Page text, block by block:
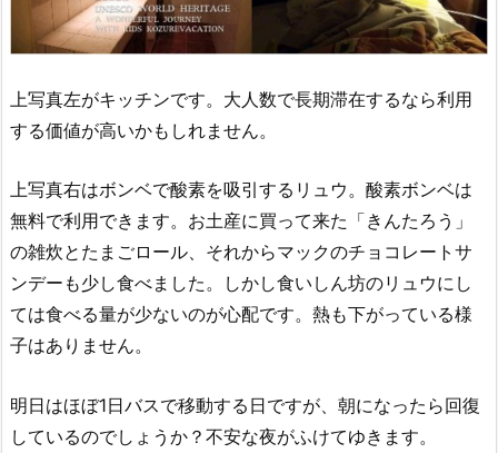
上写真左がキッチンです。大人数で長期滞在するなら利用
する価値が高いかもしれません。
上写真右はボンベで酸素を吸引するリュウ。酸素ボンベは
無料で利用できます。お土産に買って来た「きんたろう」
の雑炊とたまごロール、それからマックのチョコレートサ
ンデーも少し食べました。しかし食いしん坊のリュウにし
ては食べる量が少ないのが心配です。熱も下がっている様
子はありません。
明日はほぼ1日バスで移動する日ですが、朝になったら回復
しているのでしょうか？ 不安な夜がふけてゆきます。